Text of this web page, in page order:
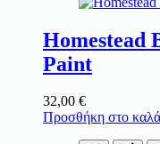
Homestead
Paint
32,00 €
Προσθήκη στο